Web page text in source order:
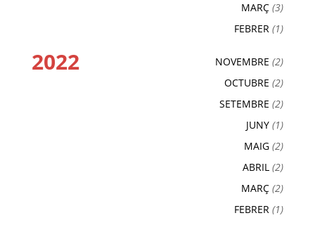
MARÇ (3)
FEBRER (1)
2022 NOVEMBRE (2)
OCTUBRE (2)
SETEMBRE (2)
JUNY (1)
MAIG (2)
ABRIL (2)
MARÇ (2)
FEBRER (1)